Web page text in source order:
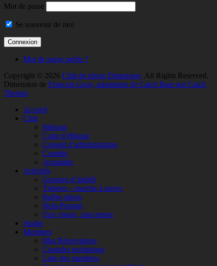
Mot de passe
Se souvenir de moi
Mot de passe perdu ?
Copyright © 2026 Club de photo Dimension. All Rights Reserved.
Dimension de François Guay, adaptation de Catch Base par Catch
Themes
remonterAccueil
Club
Mission
Code d’éthique
Conseil d’administration
Comités
Actualités
Activités
Groupes d’intérêt
Thèmes – marche à suivre
Rallye photo
Help-Portrait
Une vision, cinq temps
Studio
Membres
Mes Réservations
Capsules techniques
Liste des membres